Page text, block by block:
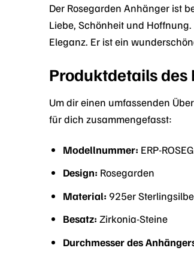
Der Rosegarden Anhänger ist
Liebe, Schönheit und
Eleganz. Er ist ein
Produktdetails des
Um dir einen umfassenden
für dich zusammengefasst:
Modellnummer: ERP-
Design: Rosegarden
Material: 925er
Besatz: Zirkonia-Steine
Durchmesser des